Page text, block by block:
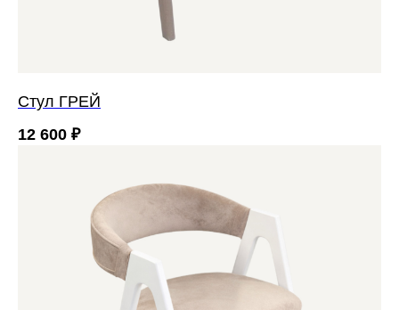
Стул ГРЕЙ
12 600 ₽